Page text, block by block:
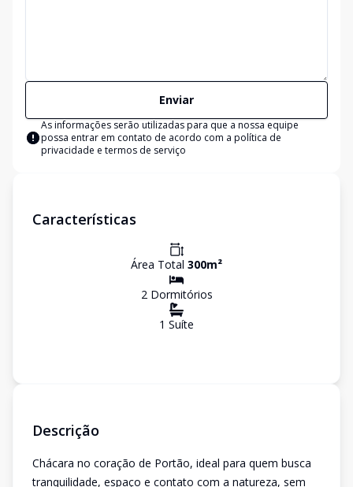
Enviar
As informações serão utilizadas para que a nossa equipe
possa entrar em contato de acordo com a política de
privacidade e termos de serviço
Características
Área Total 300m²
2Dormitórios
1 Suíte
Descrição
Chácara no coração de Portão, ideal para quem busca
tranquilidade, espaço e contato com a natureza, sem